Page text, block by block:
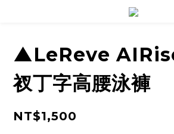
▲LeReve
衩丁字高腰泳褲
NT$1,500